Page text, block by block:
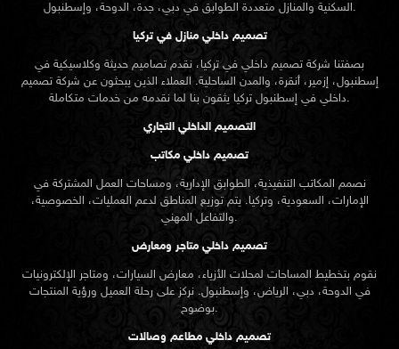
السكنية والمنازل متعددة الطوابق في دبي، جدة، الدوحة، وإسطنبول.
تصميم داخلي منازل في تركيا
بصفتنا شركة تصميم داخلي في تركيا، نقدم تصاميم حديثة وكلاسيكية في
إسطنبول، إزمير، أنقرة، والمدن الساحلية. العملاء الذين يبحثون عن شركة تصميم
داخلي في إسطنبولتركيا يثقون بنا لما نقدمه من خدمات متكاملة.
التصميم الداخلي التجاري
تصميم داخلي مكاتب
نصمم المكاتب التنفيذية، الطوابق الإدارية، ومساحات العمل المشتركة في
الإمارات، السعودية، وتركيا. يتم توزيع المناطق لدعم العمليات، الخصوصية،
والتفاعل المهني.
تصميم داخلي متاجر ومعارض
نقوم بتخطيط المساحات لمحلات الأزياء، معارض السيارات، ومتاجر الإلكترونيات
في الدوحة، دبي، الرياض، وإسطنبول. نركز على رحلة العميل ورؤية المنتجات
بوضوح.
تصميم داخلي مطاعم وصالات